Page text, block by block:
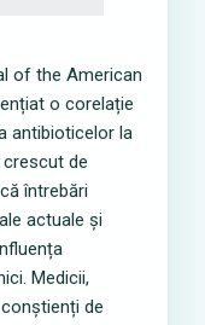
of the American
o corelație
antibioticelor la
de
întrebări
actuale și
Medicii,
de